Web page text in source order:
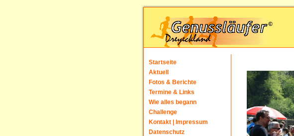
Startseite
Aktuell
Fotos & Berichte
Termine & Links
Wie alles begann
Challenge
Kontakt | Impressum
Datenschutz